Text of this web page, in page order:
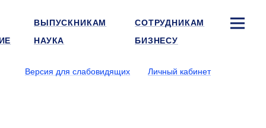
ВЫПУСКНИКАМ
СОТРУДНИКАМ
НАУКА БИЗНЕСУ
Версия для слабовидящих
Личный кабинет